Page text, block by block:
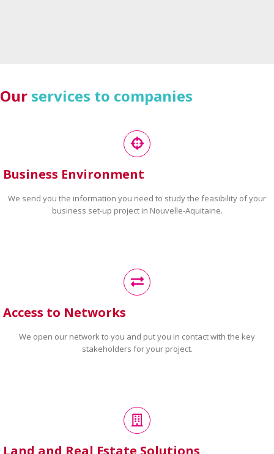
Our services to companies
Business Environment
We send you the information you need to study the feasibility of your
business set-up project in Nouvelle-Aquitaine.
Access to Networks
We open our network to you and put you in contact with the key
stakeholders for your project.